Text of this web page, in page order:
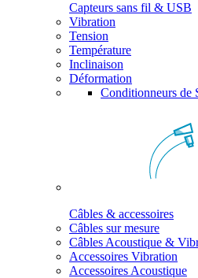
Capteurs sans fil & USB
Vibration
Tension
Température
Inclinaison
Déformation
Conditionneurs de
Câbles & accessoires
Câbles sur mesure
Câbles Acoustique &
Accessoires Vibration
Accessoires Acoustique